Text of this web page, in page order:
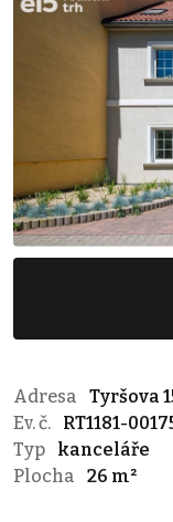
Adresa
Tyršova
Ev. č.
RT1181-
Typ
kanceláře
Plocha
26 m²